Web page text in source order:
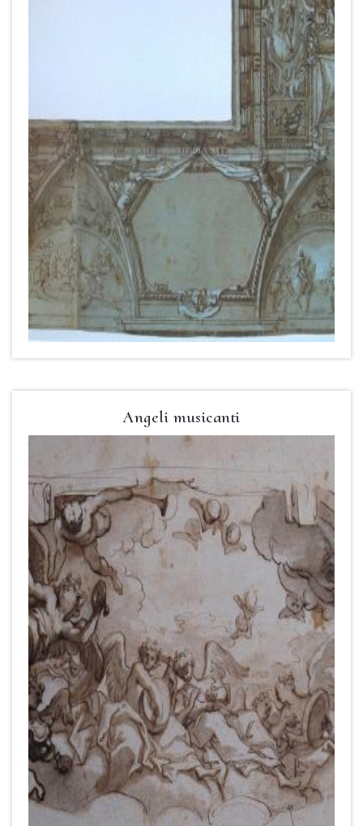
Angeli musicanti